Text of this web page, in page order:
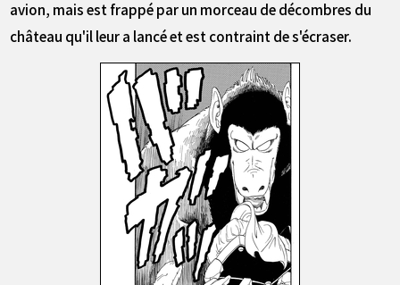
avion, mais est frappé par un morceau de décombres du
château qu'il leur a lancé et est contraint de s'écraser.